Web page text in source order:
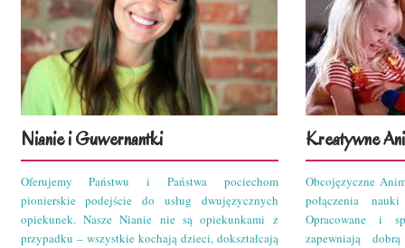
Nianie i Guwernantki
Oferujemy Państwu i Państwa pociechom
pionierskie podejście do usług dwujęzycznych
opiekunek. Nasze Nianie nie są opiekunkami z
przypadku – wszystkie kochają dzieci, dokształcają
Kreatywne
Obcojęzyczne
połączenia
Opracowane i
zapewniają